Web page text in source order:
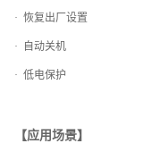
· 恢复出厂设置
· 自动关机
· 低电保护
【应用场景】